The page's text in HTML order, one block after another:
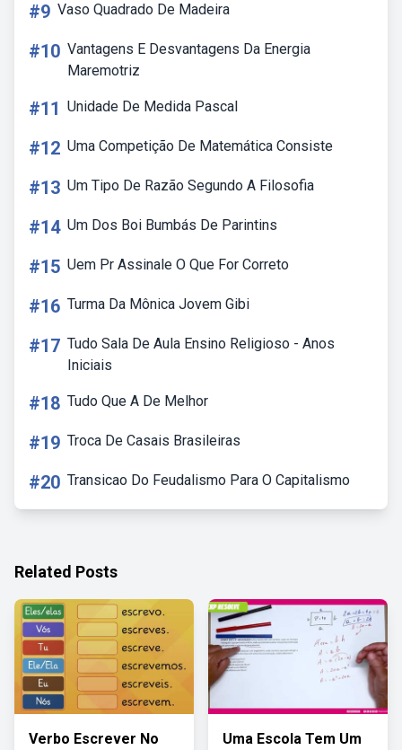
#9 Vaso Quadrado De Madeira
#10 Vantagens E Desvantagens Da Energia
Maremotriz
#11 Unidade De Medida Pascal
#12 Uma Competição De Matemática Consiste
#13 Um Tipo De Razão Segundo A Filosofia
#14 Um Dos Boi Bumbás De Parintins
#15 Uem Pr Assinale O Que For Correto
#16 Turma Da Mônica Jovem Gibi
#17 Tudo Sala De Aula Ensino Religioso - Anos
Iniciais
#18 Tudo Que A De Melhor
#19 Troca De Casais Brasileiras
#20 Transicao Do Feudalismo Para O Capitalismo
Related Posts
Verbo Escrever No Uma Escola Tem Um